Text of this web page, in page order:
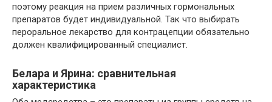
поэтому реакция на прием различных гормональных
препаратов будет индивидуальной. Так что выбирать
пероральное лекарство для контрацепции обязательно
должен квалифицированный специалист.
Белара и Ярина: сравнительная
характеристика